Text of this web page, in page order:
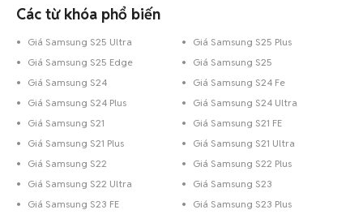
Các từ khóa phổ biến
Giá Samsung S25 Ultra
Giá Samsung S25 Plus
Giá Samsung S25 Edge
Giá Samsung S25
Giá Samsung S24
Giá Samsung S24 Fe
Giá Samsung S24 Plus
Giá Samsung S24 Ultra
Giá Samsung S21
Giá Samsung S21 FE
Giá Samsung S21 Plus
Giá Samsung S21 Ultra
Giá Samsung S22
Giá Samsung S22 Plus
Giá Samsung S22 Ultra
Giá Samsung S23
Giá Samsung S23 FE
Giá Samsung S23 Plus